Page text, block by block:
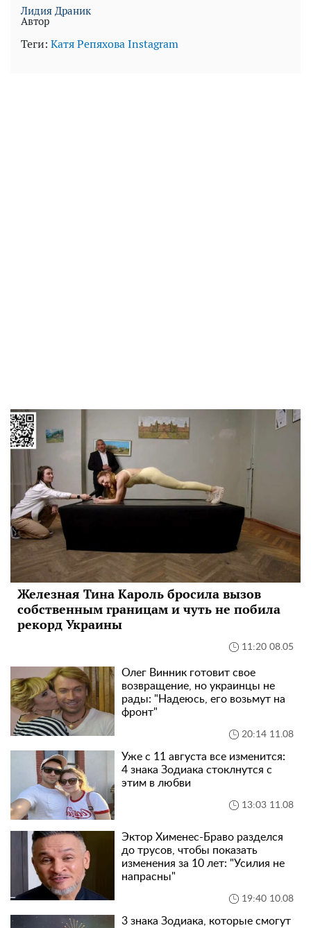
Лидия Драник
Автор
Теги: Катя РепяховаInstagram
Железная Тина Кароль бросила вызов
собственным границам и чуть не побила
рекорд Украины
11:20 08.05
Олег Винник готовит свое
возвращение, но украинцы не
рады: "Надеюсь, его возьмут на
фронт"
20:14 11.08
Уже с 11 августа все изменится:
4 знака Зодиака стоклнутся с
этим в любви
13:03 11.08
Эктор Хименес-Браво разделся
до трусов, чтобы показать
изменения за 10 лет: "Усилия не
напрасны"
19:40 10.08
3 знака Зодиака, которые смогут